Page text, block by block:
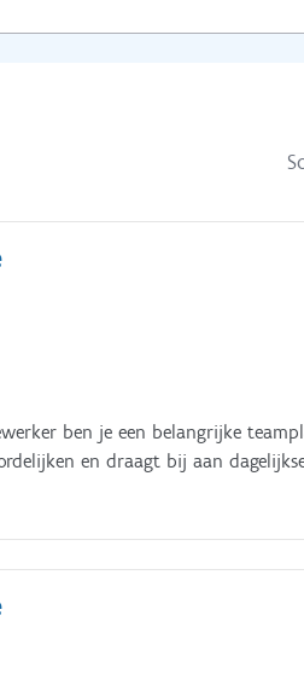
ben je een belangrijke
en draagt bij aan